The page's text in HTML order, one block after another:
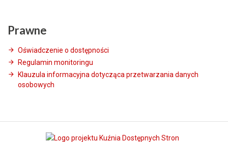
Prawne
Oświadczenie o dostępności
Regulamin monitoringu
Klauzula informacyjna dotycząca przetwarzania danych
osobowych